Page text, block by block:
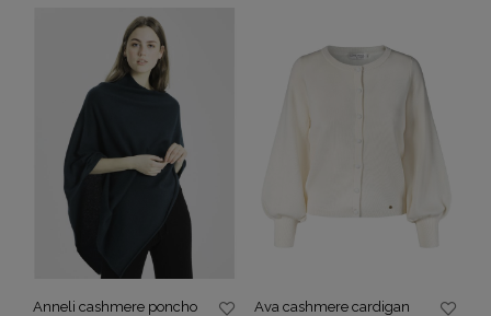
Anneli cashmere poncho
Ava cashmere cardigan